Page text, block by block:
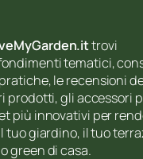
trovi
tematici,
le recensioni
prodotti, gli accessori
più innovativi per
tuo giardino, il tuo
green di casa.